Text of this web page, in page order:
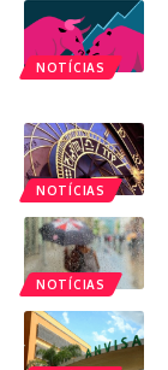
NOTÍCIAS
NOTÍCIAS
NOTÍCIAS